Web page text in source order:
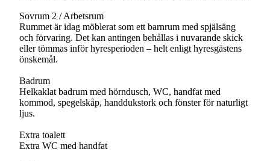
Sovrum 2 / Arbetsrum
Rummet är idag möblerat som ett barnrum med spjälsäng
och förvaring. Det kan antingen behållas i nuvarande skick
eller tömmas inför hyresperioden – helt enligt hyresgästens
önskemål.
Badrum
Helkaklat badrum med hörndusch, WC, handfat med
kommod, spegelskåp, handdukstork och fönster för naturligt
ljus.
Extra toalett
Extra WC med handfat